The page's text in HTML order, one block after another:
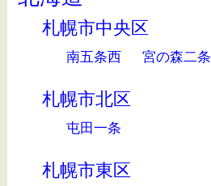
札幌市中央区
南五条西 宮の森二条
札幌市北区
屯田一条
札幌市東区